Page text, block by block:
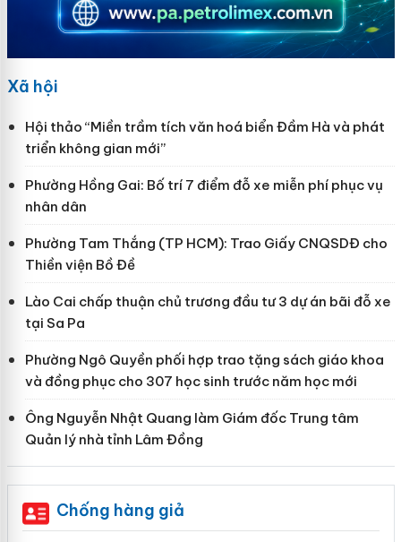
Xã hội
Hội thảo “Miền trầm tích văn hoá biển Đầm Hà và phát
triển không gian mới”
Phường Hồng Gai: Bố trí 7 điểm đỗ xe miễn phí phục vụ
nhân dân
Phường Tam Thắng (TP HCM): Trao Giấy CNQSDĐ cho
Thiền viện Bồ Đề
Lào Cai chấp thuận chủ trương đầu tư 3 dự án bãi đỗ xe
tại Sa Pa
Phường Ngô Quyền phối hợp trao tặng sách giáo khoa
và đồng phục cho 307 học sinh trước năm học mới
Ông Nguyễn Nhật Quang làm Giám đốc Trung tâm
Quản lý nhà tỉnh Lâm Đồng
Chống hàng giả